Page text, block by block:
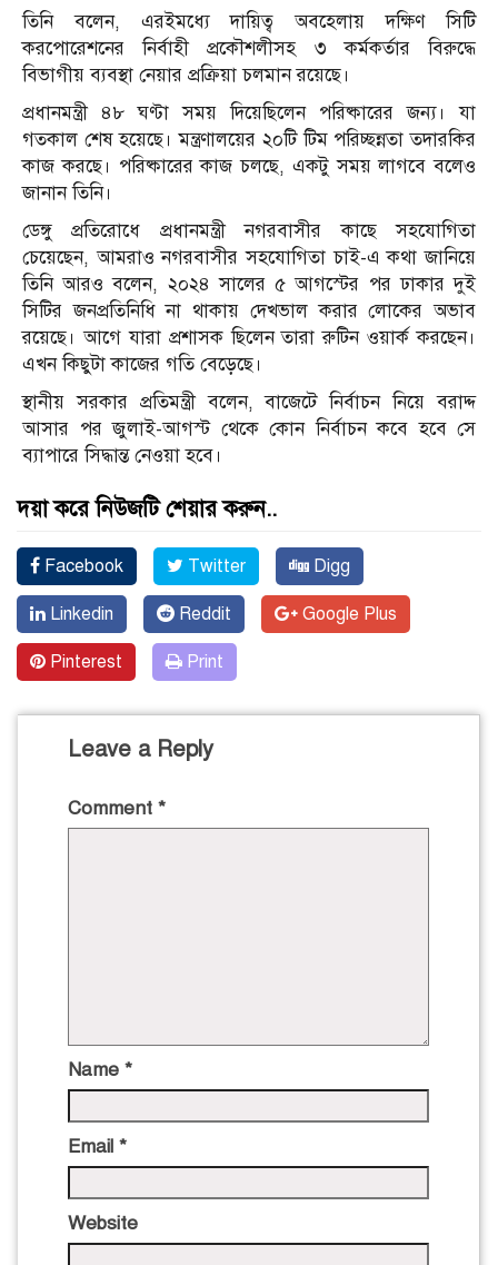
তিনি বলেন, এরইমধ্যে দায়িত্ব অবহেলায় দক্ষিণ সিটি
করপোরেশনের নির্বাহী প্রকৌশলীসহ ৩ কর্মকর্তার বিরুদ্ধে
বিভাগীয় ব্যবস্থা নেয়ার প্রক্রিয়া চলমান রয়েছে।
প্রধানমন্ত্রী ৪৮ ঘণ্টা সময় দিয়েছিলেন পরিষ্কারের জন্য। যা
গতকাল শেষ হয়েছে। মন্ত্রণালয়ের ২০টি টিম পরিচ্ছন্নতা তদারকির
কাজ করছে। পরিষ্কারের কাজ চলছে, একটু সময় লাগবে বলেও
জানান তিনি।
ডেঙ্গু প্রতিরোধে প্রধানমন্ত্রী নগরবাসীর কাছে সহযোগিতা
চেয়েছেন, আমরাও নগরবাসীর সহযোগিতা চাই-এ কথা জানিয়ে
তিনি আরও বলেন, ২০২৪ সালের ৫ আগস্টের পর ঢাকার দুই
সিটির জনপ্রতিনিধি না থাকায় দেখভাল করার লোকের অভাব
রয়েছে। আগে যারা প্রশাসক ছিলেন তারা রুটিন ওয়ার্ক করছেন।
এখন কিছুটা কাজের গতি বেড়েছে।
স্থানীয় সরকার প্রতিমন্ত্রী বলেন, বাজেটে নির্বাচন নিয়ে বরাদ্দ
আসার পর জুলাই-আগস্ট থেকে কোন নির্বাচন কবে হবে সে
ব্যাপারে সিদ্ধান্ত নেওয়া হবে।
দয়া করে নিউজটি শেয়ার করুন..
Facebook Twitter Digg
Linkedin Reddit Google Plus
Pinterest Print
Leave a Reply
Comment *
Name *
Email *
Website